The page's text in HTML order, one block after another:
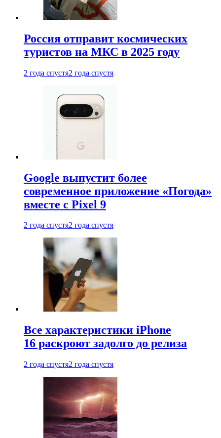
Россия отправит космических
туристов на МКС в 2025 году
2 года спустя2 года спустя
Google выпустит более
современное приложение «Погода»
вместе с Pixel 9
2 года спустя2 года спустя
Все характеристики iPhone
16 раскроют задолго до релиза
2 года спустя2 года спустя